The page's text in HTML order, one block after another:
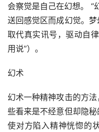
会察觉是自己在幻想。 “
送回感觉区而成幻觉。
取代真实讯号，驱动自
用说”）。
幻术
幻术一种精神攻击的方
些看来是不经意但却隐
使对方陷入精神恍惚的